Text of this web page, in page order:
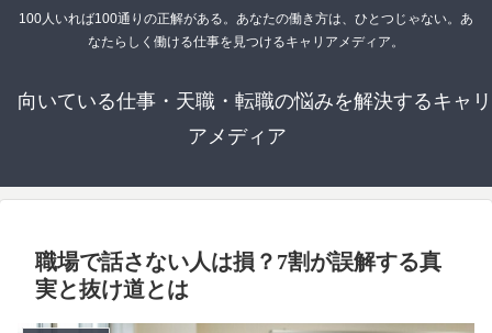
100人いれば100通りの正解がある。あなたの働き方は、ひとつじゃない。あ
なたらしく働ける仕事を見つけるキャリアメディア。
向いている仕事・天職・転職の悩みを解決するキャリ
アメディア
職場で話さない人は損？7割が誤解する真
実と抜け道とは